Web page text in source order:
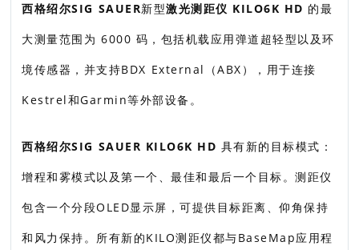
西格绍尔SIG SAUER新型激光测距仪 KILO6K HD 的最
大测量范围为 6000 码，包括机载应用弹道超轻型以及环
境传感器，并支持BDX External（ABX），用于连接
Kestrel和Garmin等外部设备。
西格绍尔SIG SAUER KILO6K HD 具有新的目标模式：
增程和雾模式以及第一个、最佳和最后一个目标。测距仪
包含一个分段OLED显示屏，可提供目标距离、仰角保持
和风力保持。所有新的KILO测距仪都与BaseMap应用程